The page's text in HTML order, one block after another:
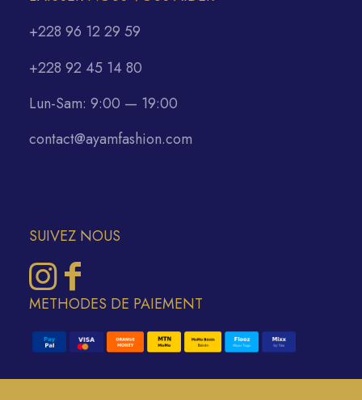
+228 96 12 29 59
+228 92 45 14 80
Lun-Sam: 9:00 — 19:00
contact@ayamfashion.com
SUIVEZ NOUS
METHODES DE PAIEMENT